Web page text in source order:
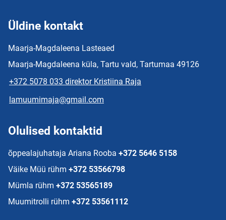
Üldine kontakt
Maarja-Magdaleena Lasteaed
Maarja-Magdaleena küla, Tartu vald, Tartumaa 49126
+372 5078 033 direktor Kristiina Raja
lamuumimaja@gmail.com
Olulised kontaktid
õppealajuhataja Ariana Rooba +372 5646 5158
Väike Müü rühm +372 53566798
Mümla rühm +372 53565189
Muumitrolli rühm +372 53561112